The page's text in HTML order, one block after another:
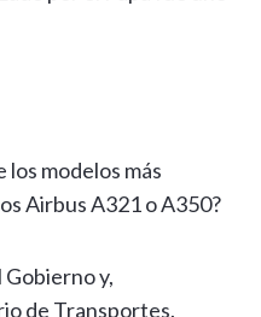
los modelos más
Airbus A321 o A350?
y,
de Transportes.